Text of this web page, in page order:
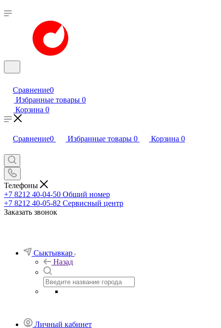
Сравнение0
Избранные товары 0
Корзина 0
Сравнение0 Избранные товары 0 Корзина 0
Телефоны
+7 8212 40-04-50 Общий номер
+7 8212 40-05-82 Сервисный центр
Заказать звонок
Сыктывкар
Назад
Личный кабинет